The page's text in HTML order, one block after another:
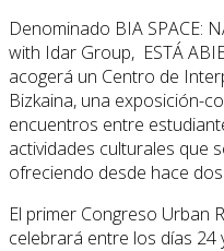
Denominado BIA SPACE:
with Idar Group, ESTÁ
acogerá un Centro de
Bizkaina, una exposición-
encuentros entre
actividades culturales que
ofreciendo desde hace
El primer Congreso Urban
celebrará entre los días 24